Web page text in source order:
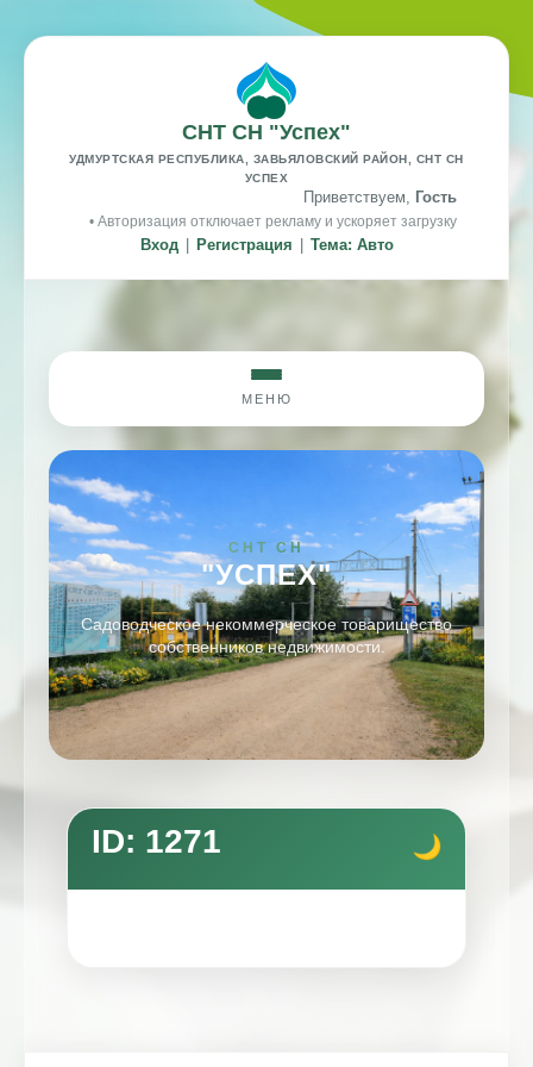
СНТ СН "Успех"
УДМУРТСКАЯ РЕСПУБЛИКА, ЗАВЬЯЛОВСКИЙ РАЙОН, СНТ СН
УСПЕХ
Приветствуем, Гость
• Авторизация отключает рекламу и ускоряет загрузку
Вход Регистрация Тема: Авто
МЕНЮ
СНТ СН
"УСПЕХ"
Садоводческое некоммерческое товарищество
собственников недвижимости.
ID: 1271